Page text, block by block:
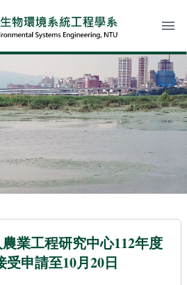
menu
業工程研究中心112年度
申請至10月20日